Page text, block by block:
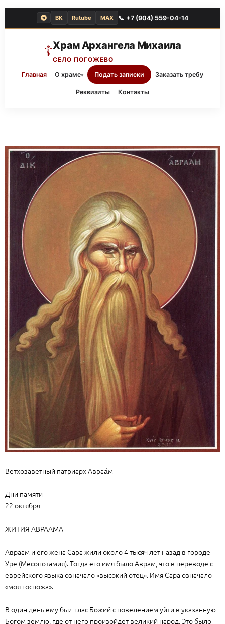
ВК Rutube MAX 📞 +7 (904) 559-04-14
☦Храм Архангела Михаила
СЕЛО ПОГОЖЕВО
Главная
О храме▾ Подать записки Заказать требу
Реквизиты Контакты
Ветхозаветный патриарх Авраа́м
Дни памяти
22 октября
ЖИТИЯ АВРААМА
Авраам и его жена Сара жили около 4 тысяч лет назад в городе
Уре (Месопотамия). Тогда его имя было Аврам, что в переводе с
еврейского языка означало «высокий отец». Имя Сара означало
«моя госпожа».
В один день ему был глас Божий с повелением уйти в указанную
Богом землю, где от него произойдёт великий народ. Это было